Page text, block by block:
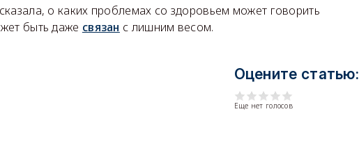
о каких проблемах со здоровьем может говорить
быть даже связан с лишним весом.
Оцените статью:
Еще нет голосов